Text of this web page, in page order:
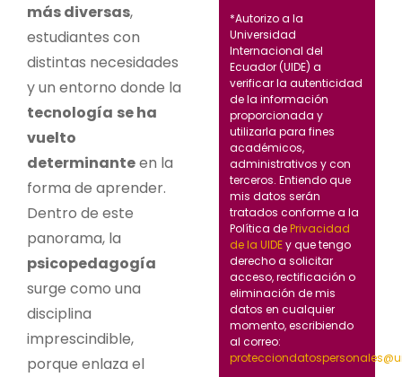
más diversas,
estudiantes con
distintas necesidades
y un entorno donde la
tecnología se ha
vuelto
determinanteen la
forma de aprender.
Dentro de este
panorama, la
psicopedagogía
surge como una
disciplina
imprescindible,
porque enlaza el
*Autorizo a la
Universidad
Internacional del
Ecuador (UIDE) a
verificar la autenticidad
de la información
proporcionada y
utilizarla para fines
académicos,
administrativos y con
terceros. Entiendo que
mis datos serán
tratados conforme a la
Política dePrivacidad
de la UIDEy que tengo
derecho a solicitar
acceso, rectificación o
eliminación de mis
datos en cualquier
momento, escribiendo
al correo: